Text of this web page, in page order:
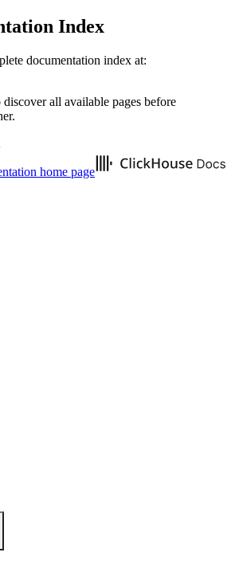
Index
documentation index at:
all available pages before
home page